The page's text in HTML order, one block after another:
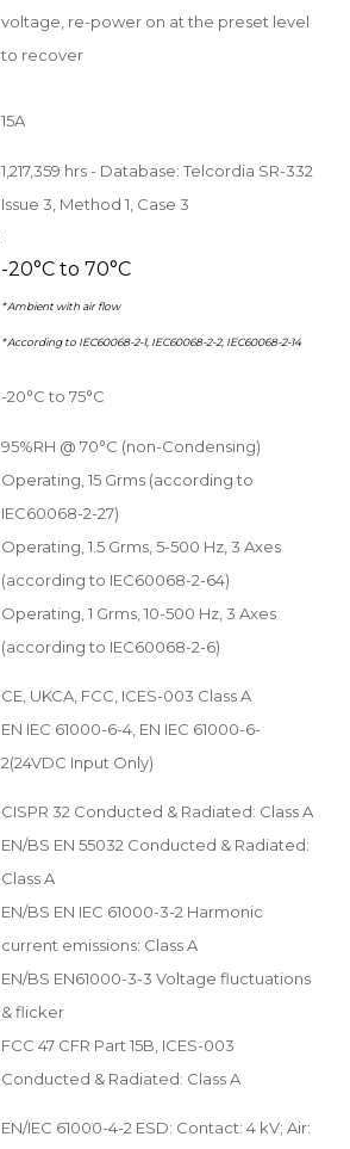
voltage, re-power on at the preset level
to recover
15A
1,217,359 hrs - Database: Telcordia SR-332
Issue 3, Method 1, Case 3
-20°C to 70°C
* Ambient with air flow
* According to IEC60068-2-1, IEC60068-2-2, IEC60068-2-14
-20°C to 75°C
95%RH @ 70°C (non-Condensing)
Operating, 15 Grms (according to
IEC60068-2-27)
Operating, 1.5 Grms, 5-500 Hz, 3 Axes
(according to IEC60068-2-64)
Operating, 1 Grms, 10-500 Hz, 3 Axes
(according to IEC60068-2-6)
CE, UKCA, FCC, ICES-003 Class A
EN IEC 61000-6-4, EN IEC 61000-6-
2(24VDC Input Only)
CISPR 32 Conducted & Radiated: Class A
EN/BS EN 55032 Conducted & Radiated:
Class A
EN/BS EN IEC 61000-3-2 Harmonic
current emissions: Class A
EN/BS EN61000-3-3 Voltage fluctuations
& flicker
FCC 47 CFR Part 15B, ICES-003
Conducted & Radiated: Class A
EN/IEC 61000-4-2 ESD: Contact: 4 kV; Air: